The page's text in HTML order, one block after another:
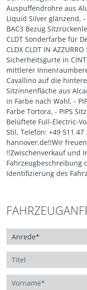
Auspuffendrohre aus
Liquid Silver glänzend,
BAC3 Bezug
CLDT Sonderfarbe für
CLDX CLDT IN
Sicherheitsgurte in
mittlerer
Cavallino auf die
Sitzinnenfläche aus
in Farbe nach Wahl, -
Farbe Tortora, - PIPS
Belüftete Full-Electric-
Stil, Telefon: +49 511
hannover.de!!Wir
!!Zwischenverkauf und
Fahrzeugbeschreibung
Identifizierung des